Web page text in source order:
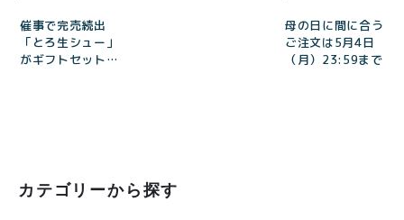
催事で完売続出
「とろ生シュー」
がギフトセット
の日の贈り物にも
母の日に間に合う
ご注文は5月4日
（月）23:59まで
カテゴリーから探す